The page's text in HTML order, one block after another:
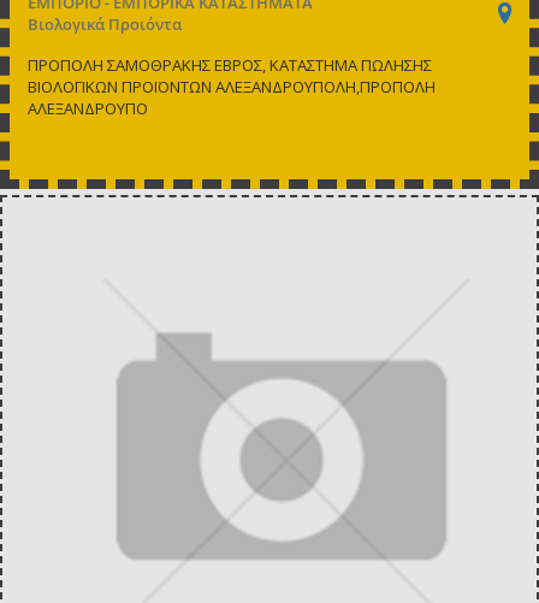
Βιολογικά Προιόντα
ΠΡΟΠΟΛΗ ΣΑΜΟΘΡΑΚΗΣ ΕΒΡΟΣ, ΚΑΤΑΣΤΗΜΑ ΠΩΛΗΣΗΣ
ΒΙΟΛΟΓΙΚΩΝ ΠΡΟΪΟΝΤΩΝ ΑΛΕΞΑΝΔΡΟΥΠΟΛΗ,ΠΡΟΠΟΛΗ
ΑΛΕΞΑΝΔΡΟΥΠΟ